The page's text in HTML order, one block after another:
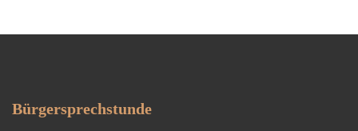
Bürgersprechstunde